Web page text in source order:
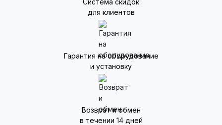
Система скидок
для клиентов
Гарантия на оборудование
и установку
Возврат и обмен
в течении 14 дней